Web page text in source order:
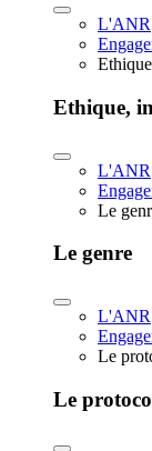
L'ANR
Ethique,
L'ANR
Le
Le genre
L'ANR
Le
Le